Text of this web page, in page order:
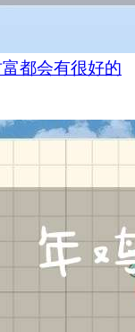
都会有很好的